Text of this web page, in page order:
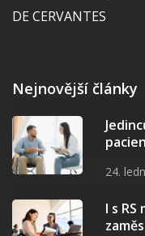
DE CERVANTES
Nejnovější články
24.
I s